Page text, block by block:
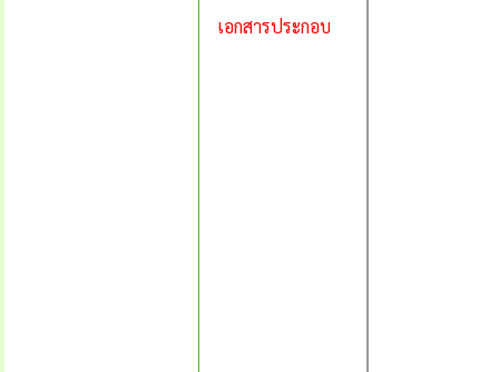
เอกสารประกอบ